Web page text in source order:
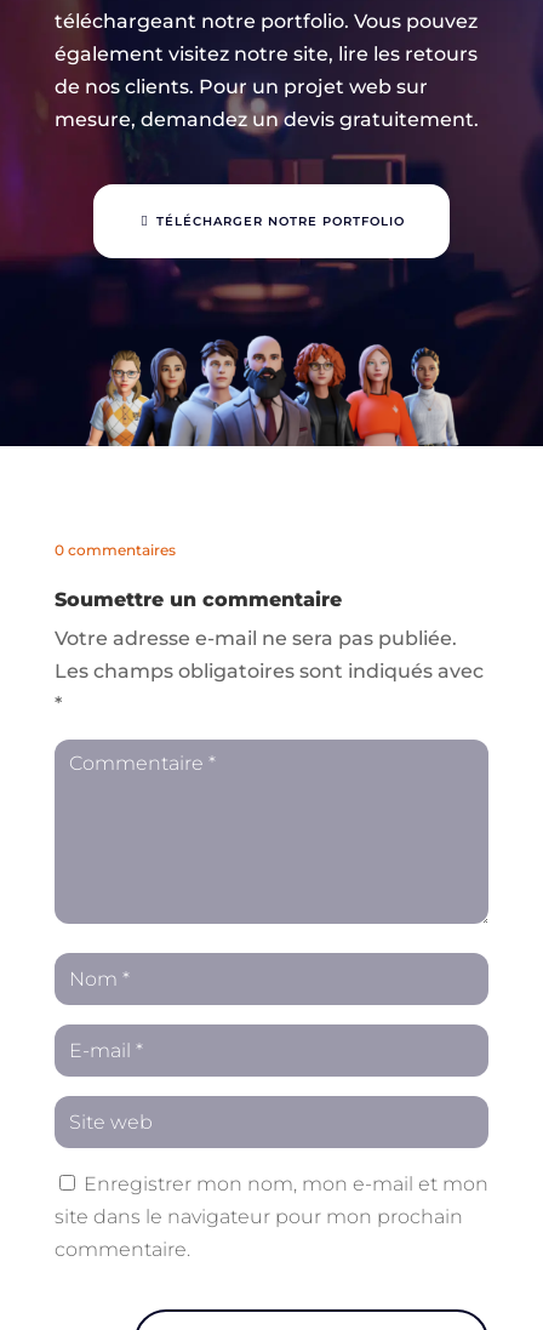
téléchargeant notre portfolio. Vous pouvez
également visitez notre site, lire les retours
de nos clients. Pour un projet web sur
mesure, demandez un devis gratuitement.
TÉLÉCHARGER NOTRE PORTFOLIO
0 commentaires
Soumettre un commentaire
Votre adresse e-mail ne sera pas publiée.
Les champs obligatoires sont indiqués avec
*
Enregistrer mon nom, mon e-mail et mon
site dans le navigateur pour mon prochain
commentaire.